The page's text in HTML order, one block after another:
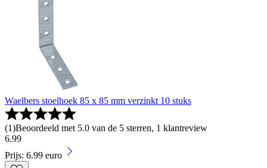
Waelbers stoelhoek 85 x 85 mm verzinkt 10 stuks
(1)Beoordeeld met 5.0 van de 5 sterren, 1 klantreview
6.99
Prijs: 6.99 euro